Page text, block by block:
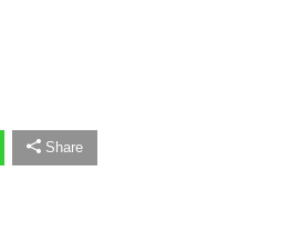
Share